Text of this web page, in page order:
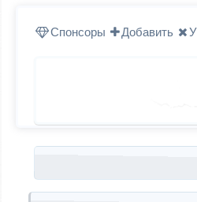
Спонсоры Добавить
Запись навигация